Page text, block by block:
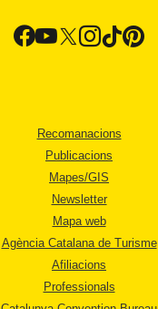
Recomanacions
Publicacions
Mapes/GIS
Newsletter
Mapa web
Agència Catalana de Turisme
Afiliacions
Professionals